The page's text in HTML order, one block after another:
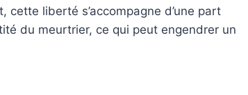
liberté s’accompagne d’une part
du meurtrier, ce qui peut engendrer un